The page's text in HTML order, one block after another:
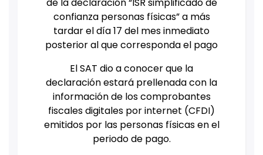
de la declaración “ISR simplificado de
confianza personas físicas” a más
tardar el día 17 del mes inmediato
posterior al que corresponda el pago
El SAT dio a conocer que la
declaración estará prellenada con la
información de los comprobantes
fiscales digitales por internet (CFDI)
emitidos por las personas físicas en el
periodo de pago.